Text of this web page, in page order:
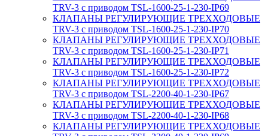
TRV-3 с приводом TSL-1600-25-1-230-IP69
КЛАПАНЫ РЕГУЛИРУЮЩИЕ ТРЕХХОДОВЫЕ
TRV-3 с приводом TSL-1600-25-1-230-IP70
КЛАПАНЫ РЕГУЛИРУЮЩИЕ ТРЕХХОДОВЫЕ
TRV-3 с приводом TSL-1600-25-1-230-IP71
КЛАПАНЫ РЕГУЛИРУЮЩИЕ ТРЕХХОДОВЫЕ
TRV-3 с приводом TSL-1600-25-1-230-IP72
КЛАПАНЫ РЕГУЛИРУЮЩИЕ ТРЕХХОДОВЫЕ
TRV-3 с приводом TSL-2200-40-1-230-IP67
КЛАПАНЫ РЕГУЛИРУЮЩИЕ ТРЕХХОДОВЫЕ
TRV-3 с приводом TSL-2200-40-1-230-IP68
КЛАПАНЫ РЕГУЛИРУЮЩИЕ ТРЕХХОДОВЫЕ